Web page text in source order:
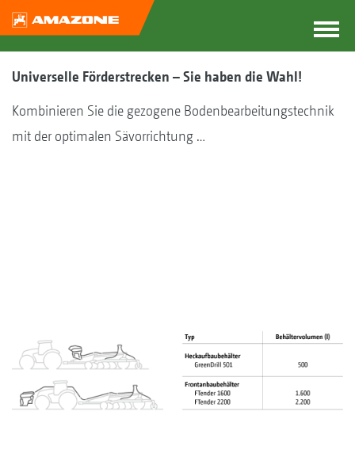
Universelle Förderstrecken – Sie haben die Wahl!
Kombinieren Sie die gezogene Bodenbearbeitungstechnik
mit der optimalen Sävorrichtung …